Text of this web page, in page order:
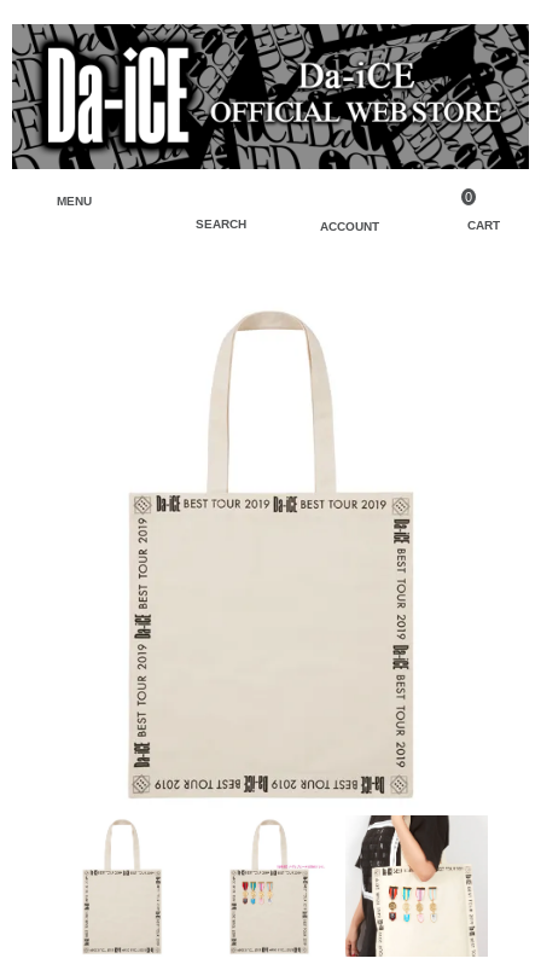
MENU
SEARCH
ACCOUNT CART
0
フェイスタオル・タオル
パーカー・スウェット・ブルゾン
キーホルダー・チャーム
アクリルスタンド・アクセサリー・帽子
缶バッジ・ステッカー
生活雑貨・菓子・ゲーム
工藤大輝グッズ
岩岡徹グッズ
大野雄大グッズ
花村想太｜Natural Lag(ナチュラルラグ)グッズ
和田颯｜Wagic Hour Worksグッズ
検索